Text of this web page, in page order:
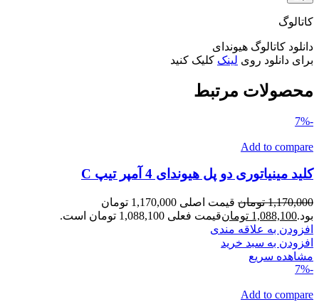
کاتالوگ
دانلود کاتالوگ هیوندای
برای دانلود روی لینک کلیک کنید
محصولات مرتبط
-7%
Add to compare
کلید مینیاتوری دو پل هیوندای 4 آمپر تیپ C
1,170,000 تومان
قیمت اصلی 1,170,000 تومان
بود.1,088,100 تومانقیمت فعلی 1,088,100 تومان است.
افزودن به علاقه مندی
افزودن به سبد خرید
مشاهده سریع
-7%
Add to compare